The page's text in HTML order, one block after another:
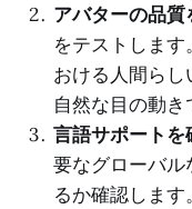
アバターの品質
をテストしま
おける人間ら
自然な目の動き
言語サポートを
要なグローバ
るか確認します。